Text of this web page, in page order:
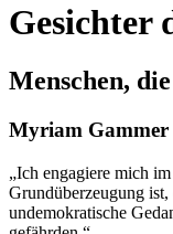
Gesichter
Menschen,
Myriam
„Ich engagiere mich
Grundüberzeugung ist,
undemokratische